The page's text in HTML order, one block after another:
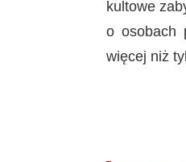
kultowe
o osobach
więcej niż